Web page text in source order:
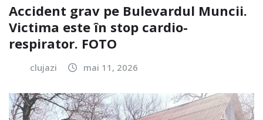
Accident grav pe Bulevardul Muncii.
Victima este în stop cardio-
respirator. FOTO
clujazi mai 11, 2026